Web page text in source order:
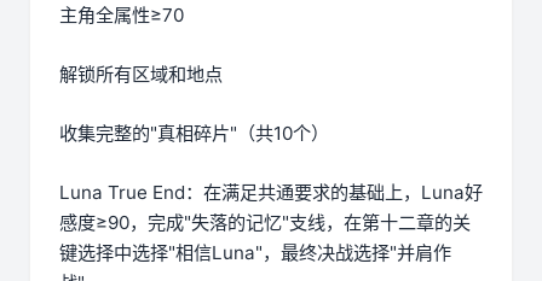
主角全属性≥70
解锁所有区域和地点
收集完整的"真相碎片"（共10个）
Luna True End：在满足共通要求的基础上，Luna好
感度≥90，完成"失落的记忆"支线，在第十二章的关
键选择中选择"相信Luna"，最终决战选择"并肩作